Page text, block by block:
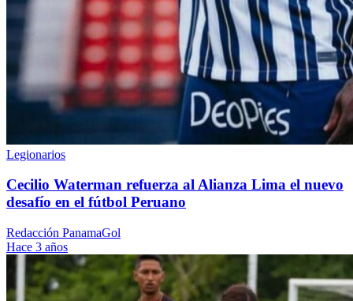
Legionarios
Cecilio Waterman refuerza al Alianza Lima el nuevo
desafío en el fútbol Peruano
Redacción PanamaGol
Hace 3 años